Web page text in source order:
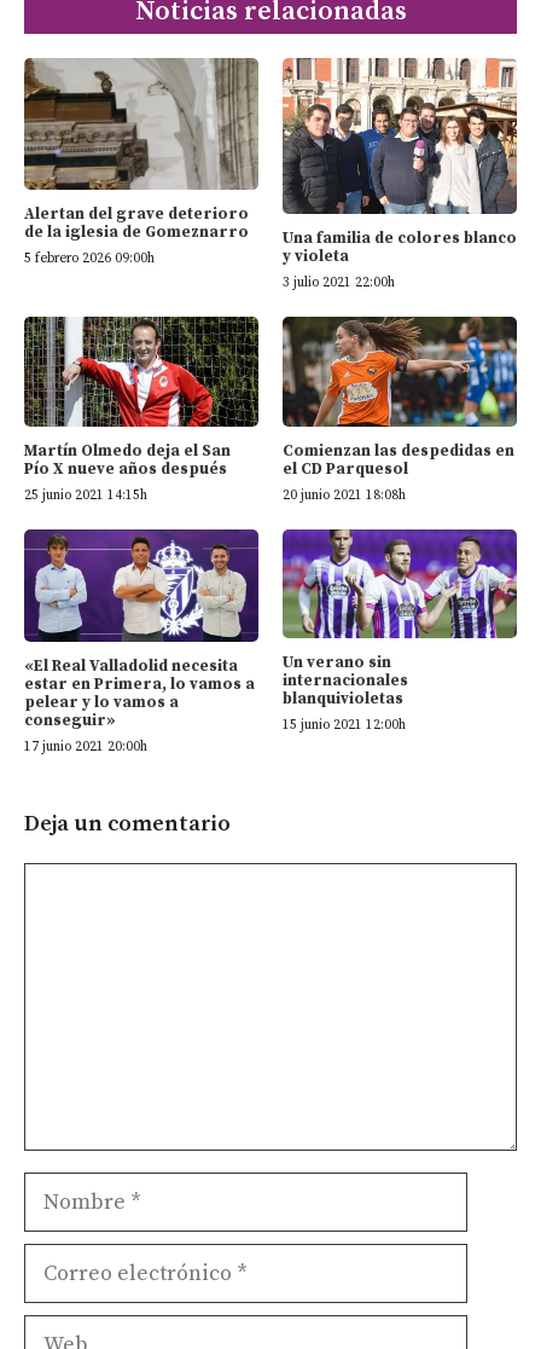
Noticias relacionadas
Alertan del grave deterioro
de la iglesia de Gomeznarro
5 febrero 2026 09:00h
Una familia de colores blanco
y violeta
3 julio 2021 22:00h
Martín Olmedo deja el San
Pío X nueve años después
25 junio 2021 14:15h
Comienzan las despedidas en
el CD Parquesol
20 junio 2021 18:08h
«El Real Valladolid necesita
estar en Primera, lo vamos a
pelear y lo vamos a
conseguir»
17 junio 2021 20:00h
Un verano sin
internacionales
blanquivioletas
15 junio 2021 12:00h
Deja un comentario
Nombre
Correo
Web